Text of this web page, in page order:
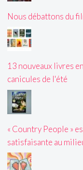
Nous débattons du
13 nouveaux livres
canicules de l'été
« Country People »
satisfaisante au